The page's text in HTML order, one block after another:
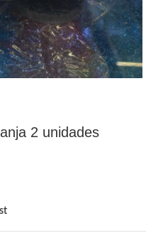
2 unidades